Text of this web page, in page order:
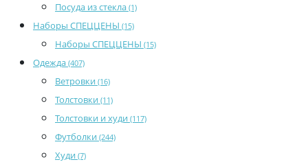
Посуда из стекла (1)
Наборы СПЕЦЦЕНЫ (15)
Наборы СПЕЦЦЕНЫ (15)
Одежда (407)
Ветровки (16)
Толстовки (11)
Толстовки и худи (117)
Футболки (244)
Худи (7)